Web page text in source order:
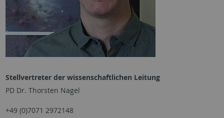
Stellvertreter der wissenschaftlichen Leitung
PD Dr. Thorsten Nagel
+49 (0)7071 2972148